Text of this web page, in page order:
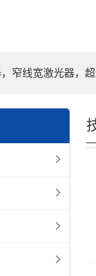
窄线宽激光器，